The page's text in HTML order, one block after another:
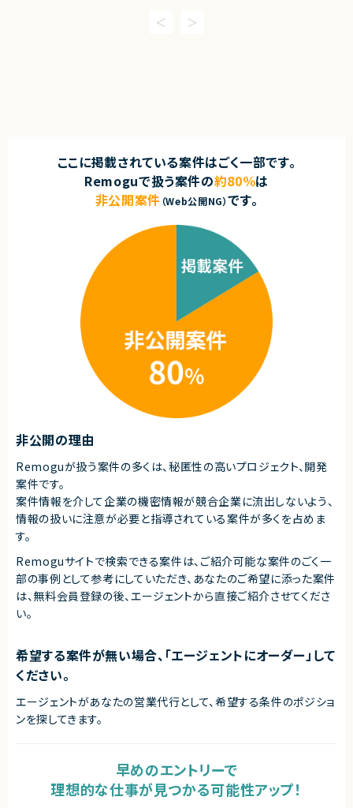
ここに掲載されている案件はごく一部です。
Remoguで扱う案件の約80％は
非公開案件 （Web公開NG）です。
非公開の理由
Remoguが扱う案件の多くは、秘匿性の高いプロジェクト、開発
案件です。
案件情報を介して企業の機密情報が競合企業に流出しないよう、
情報の扱いに注意が必要と指導されている案件が多くを占めま
す。
Remoguサイトで検索できる案件は、ご紹介可能な案件のごく一
部の事例として参考にしていただき、 あなたのご希望に添った案件
は、無料会員登録の後、エージェントから直接ご紹介させてくださ
い。
希望する案件が無い場合、「エージェントにオーダー」して
ください。
エージェントがあなたの営業代行として、希望する条件のポジショ
ンを探してきます。
早めのエントリーで
理想的な仕事が見つかる可能性アップ！